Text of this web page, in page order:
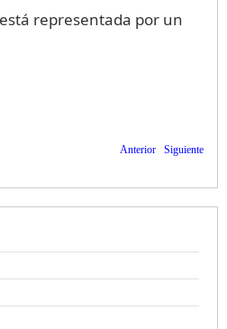
está representada por un
Anterior Siguiente